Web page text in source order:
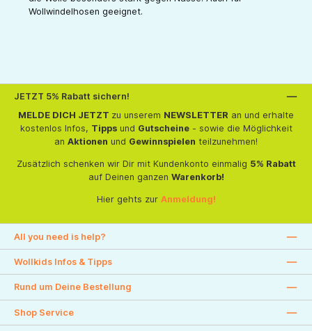
Wollwindelhosen geeignet.
JETZT 5% Rabatt sichern!
MELDE DICH JETZT zu unserem NEWSLETTER an und erhalte
kostenlos Infos, Tippsund Gutscheine- sowie die Möglichkeit
an Aktionen und Gewinnspielen teilzunehmen!
Zusätzlich schenken wir Dir mit Kundenkonto einmalig 5% Rabatt
auf Deinen ganzen Warenkorb!
Hier gehts zur Anmeldung!
All you need is help?
Wollkids Infos & Tipps
Rund um Deine Bestellung
Shop Service